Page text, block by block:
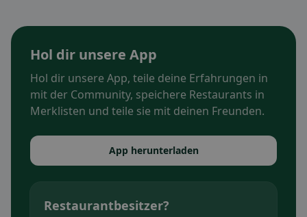
Hol dir unsere App
Hol dir unsere App, teile deine Erfahrungen in
mit der Community, speichere Restaurants in
Merklisten und teile sie mit deinen Freunden.
App herunterladen
Restaurantbesitzer?